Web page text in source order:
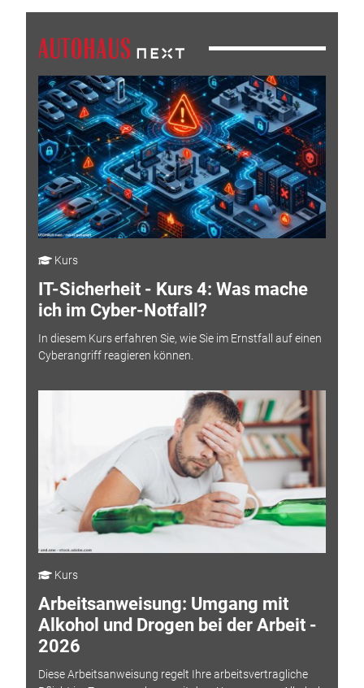
Kurs
IT-Sicherheit - Kurs 4: Was mache
ich im Cyber-Notfall?
In diesem Kurs erfahren Sie, wie Sie im Ernstfall auf einen
Cyberangriff reagieren können.
Kurs
Arbeitsanweisung: Umgang mit
Alkohol und Drogen bei der Arbeit -
2026
Diese Arbeitsanweisung regelt Ihre arbeitsvertragliche